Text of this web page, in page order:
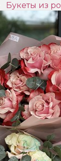
Букеты из